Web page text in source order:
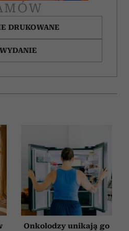
DRUKOWANE
Onkolodzy unikają go